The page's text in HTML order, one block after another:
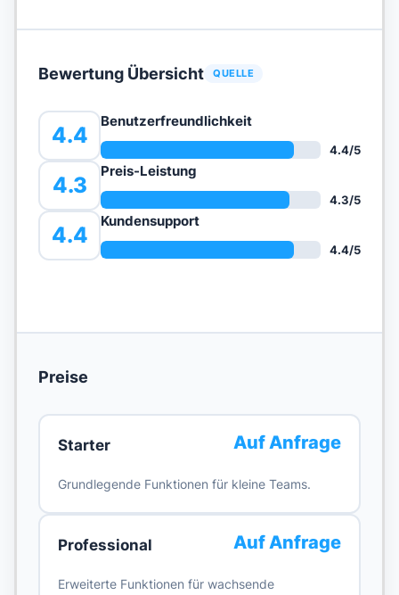
Bewertung Übersicht QUELLE
4.4
Benutzerfreundlichkeit
4.4/5
4.3
Preis-Leistung
4.3/5
4.4
Kundensupport
4.4/5
Preise
Starter Auf Anfrage
Grundlegende Funktionen für kleine Teams.
Professional Auf Anfrage
Erweiterte Funktionen für wachsende